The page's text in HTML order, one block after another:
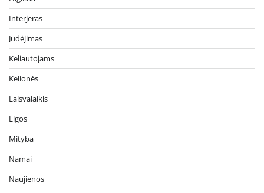
Interjeras
Judėjimas
Keliautojams
Kelionės
Laisvalaikis
Ligos
Mityba
Namai
Naujienos